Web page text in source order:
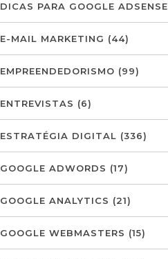
DICAS PARA GOOGLE ADSENSE
E-MAIL MARKETING (44)
EMPREENDEDORISMO (99)
ENTREVISTAS (6)
ESTRATÉGIA DIGITAL (336)
GOOGLE ADWORDS (17)
GOOGLE ANALYTICS (21)
GOOGLE WEBMASTERS (15)